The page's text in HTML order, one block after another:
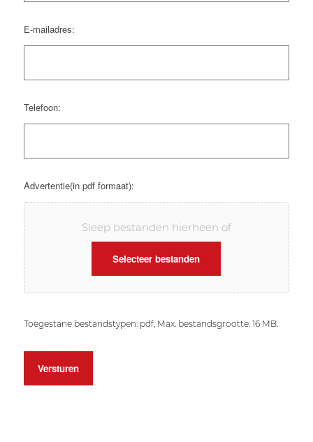
E-mailadres:
Telefoon:
Advertentie(in pdf formaat):
Sleep bestanden hierheen of
Selecteer bestanden
Toegestane bestandstypen: pdf, Max. bestandsgrootte: 16 MB.
Versturen